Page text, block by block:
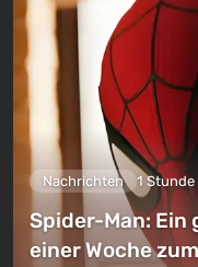
Nachrichten 1
Spider-Man: Ein
einer Woche